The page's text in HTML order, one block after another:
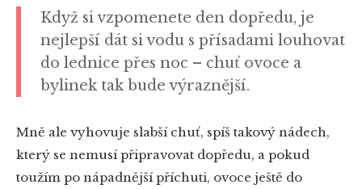
Když si vzpomenete den dopředu, je
nejlepší dát si vodu s přísadami louhovat
do lednice přes noc – chuť ovoce a
bylinek tak bude výraznější.
Mně ale vyhovuje slabší chuť, spíš takový nádech,
který se nemusí připravovat dopředu, a pokud
toužím po nápadnější příchuti, ovoce ještě do